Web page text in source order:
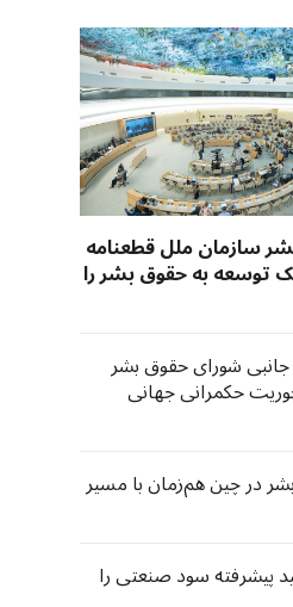
سازمان ملل قطعنامه
توسعه به‌ حقوق بشر را
شورای حقوق بشر
حکمرانی جهانی
در چین هم‌زمان با مسیر
پیشرفته سود صنعتی را